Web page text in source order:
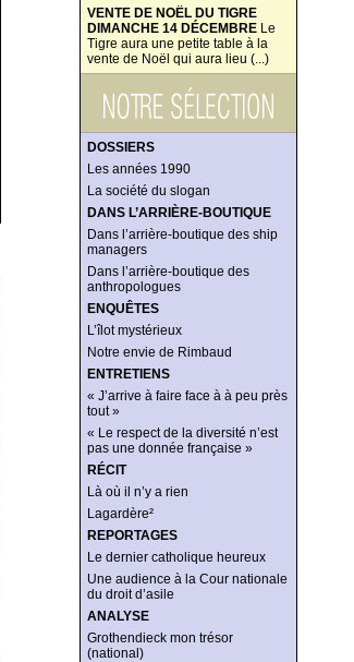
VENTE DE NOËL DU TIGRE
DIMANCHE 14 DÉCEMBRE Le
Tigre aura une petite table à la
vente de Noël qui aura lieu (...)
DOSSIERS
Les années 1990
La société du slogan
DANS L’ARRIÈRE-BOUTIQUE
Dans l’arrière-boutique des ship
managers
Dans l’arrière-boutique des
anthropologues
ENQUÊTES
L’îlot mystérieux
Notre envie de Rimbaud
ENTRETIENS
« J’arrive à faire face à à peu près
tout »
« Le respect de la diversité n’est
pas une donnée française »
RÉCIT
Là où il n’y a rien
Lagardère²
REPORTAGES
Le dernier catholique heureux
Une audience à la Cour nationale
du droit d’asile
ANALYSE
Grothendieck mon trésor
(national)